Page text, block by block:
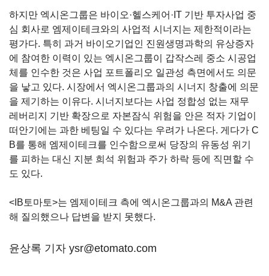
하지만 엑시온그룹은 바이오·헬스케어·IT 기반 투자사업 중
심 회사로 엠제이테크와의 사업적 시너지는 제한적이라는
평가다. 특히 과거 바이오기업인 진원생명과학의 유상증자
에 참여한 이력이 있는 엑시온그룹이 갑작스레 중소 시공업
체를 인수한 것은 사업 포트폴리오 일관성 측면에서도 의문
을 낳고 있다. 시장에서 엑시온그룹과의 시너지 창출에 의문
을 제기하는 이유다. 시너지보다는 사업 정합성 없는 재무
레버리지 기반 확장으로 자본잠식 위험을 안은 적자 기업이
떠안기에는 과한 베팅일 수 있다는 우려가 나온다. 게다가 C
B를 통해 엠제이테크를 인수함으로써 당장의 유동성 위기
를 피하는 대신 지분 희석 위험과 주가 하락 등에 직면할 수
도 있다.
<IB 토마토>는 엠제이테크 측에 엑시온그룹과의 M&A 관련
해 질의했으나 답변을 받지 못했다.
윤상록 기자 ysr@etomato.com